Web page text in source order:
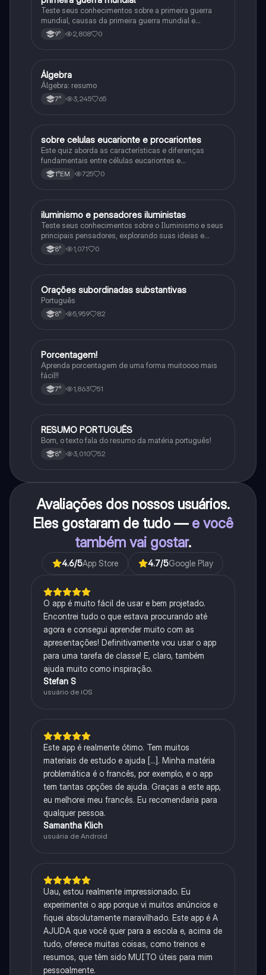
Teste seus conhecimentos sobre a primeira guerra
mundial, causas da primeira guerra mundial e
consequências da Primeira Guerra Mundial, fases da
primeira guerra mundial
9° 2,808 0
Matematica
Álgebra
Álgebra: resumo
7° 3,245 65
Biologia
sobre celulas eucarionte e procariontes
Este quiz aborda as características e diferenças
fundamentais entre células eucariontes e
procariontes.
1°EM 725 0
História
iluminismo e pensadores iluministas
Teste seus conhecimentos sobre o Iluminismo e seus
principais pensadores, explorando suas ideias e
impacto histórico.
8° 1,071 0
Português
Orações subordinadas substantivas
Português
8° 5,959 82
Matematica
Porcentagem!
Aprenda porcentagem de uma forma muitoooo mais
fácil!!
7° 1,863 51
Português
RESUMO PORTUGUÊS
Bom, o texto fala do resumo da matéria português!
8° 3,010 52
Avaliações dos nossos usuários.
Eles gostaram de tudo — e você
também vai gostar.
4.6/5App Store 4.7/5Google Play
O app é muito fácil de usar e bem projetado.
Encontrei tudo o que estava procurando até
agora e consegui aprender muito com as
apresentações! Definitivamente vou usar o app
para uma tarefa de classe! E, claro, também
ajuda muito como inspiração.
Stefan S
usuário de iOS
Este app é realmente ótimo. Tem muitos
materiais de estudo e ajuda [...]. Minha matéria
problemática é o francês, por exemplo, e o app
tem tantas opções de ajuda. Graças a este app,
eu melhorei meu francês. Eu recomendaria para
qualquer pessoa.
Samantha Klich
usuária de Android
Uau, estou realmente impressionado. Eu
experimentei o app porque vi muitos anúncios e
fiquei absolutamente maravilhado. Este app é A
AJUDA que você quer para a escola e, acima de
tudo, oferece muitas coisas, como treinos e
resumos, que têm sido MUITO úteis para mim
pessoalmente.